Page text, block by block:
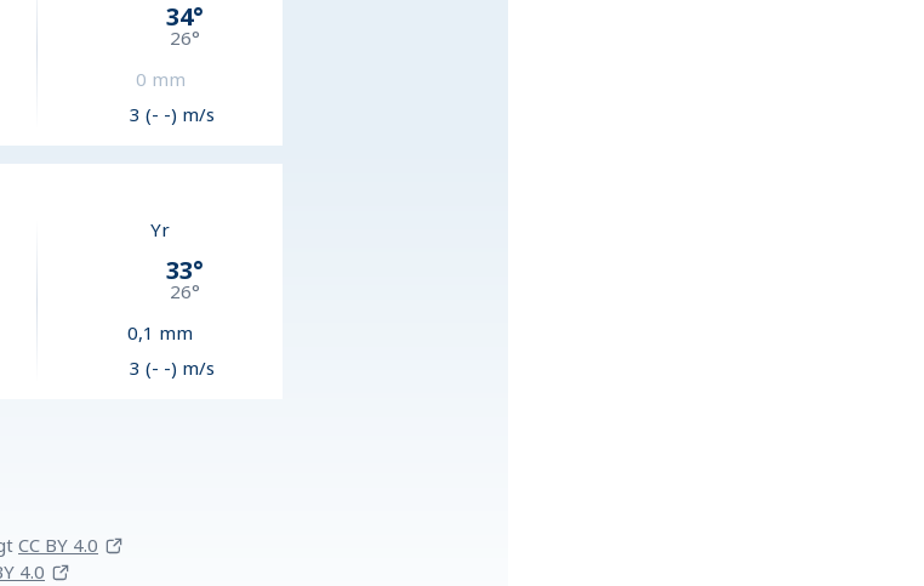
34°
26°
0 mm
3 (- -) m/s
Yr
33°
26°
0,1 mm
3 (- -) m/s
CC BY 4.0
4.0